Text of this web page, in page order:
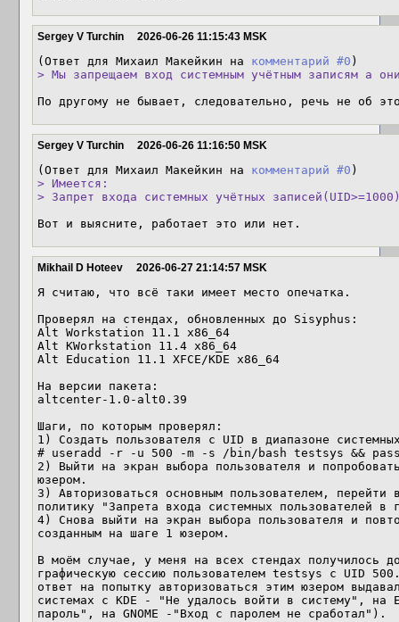
Sergey V Turchin 2026-06-26 11:15:43 MSK
(Ответ для Михаил Макейкин на комментарий #0
> Мы запрещаем вход системным учётным записям а
По другому не бывает, следовательно, речь не об
Sergey V Turchin 2026-06-26 11:16:50 MSK
(Ответ для Михаил Макейкин на комментарий #0
> Имеется:
> Запрет входа системных учётных
Вот и выясните, работает это или нет.
Mikhail D Hoteev 2026-06-27 21:14:57 MSK
Я считаю, что всё таки имеет место опечатка.
Проверял на стендах, обновленных до Sisyphus:
Alt Workstation 11.1 x86_64
Alt KWorkstation 11.4 x86_64
Alt Education 11.1 XFCE/KDE x86_64
На версии пакета:
altcenter-1.0-alt0.39
Шаги, по которым проверял:
1) Создать пользователя с UID в диапазоне
# useradd -r -u 500 -m -s /bin/bash testsys &&
2) Выйти на экран выбора пользователя и
юзером.
3) Авторизоваться основным пользователем, перейти
политику "Запрета входа системных пользователей в
4) Снова выйти на экран выбора пользователя и
созданным на шаге 1 юзером.
В моём случае, у меня на всех стендах получилось
графическую сессию пользователем testsys с UID
ответ на попытку авторизоваться этим юзером
системах с KDE - "Не удалось войти в систему", на
пароль", на GNOME -"Вход с паролем не сработал").